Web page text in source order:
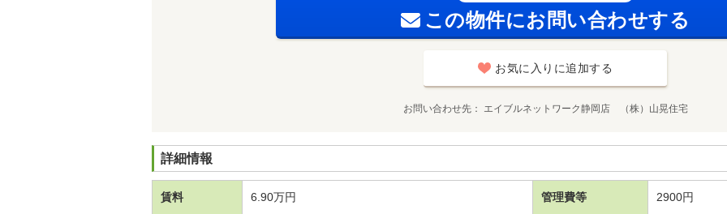
この物件にお問い合わせする
お気に入りに追加する
お問い合わせ先 エイブルネットワーク静岡店 （株）山晃住宅
詳細情報
賃料 6.90万円 管理費等 2900円